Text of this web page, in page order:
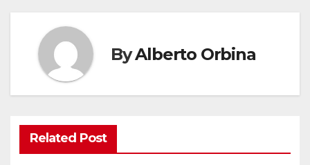
ByAlberto Orbina
Related Post